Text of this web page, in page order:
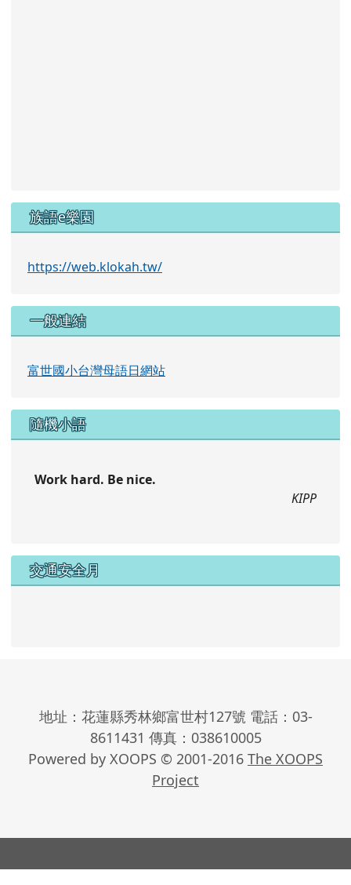
族語e樂園
https://web.klokah.tw/
一般連結
富世國小台灣母語日網站
隨機小語
Work hard. Be nice.
KIPP
交通安全月
地址：花蓮縣秀林鄉富世村127號 電話：03-
8611431 傳真：038610005
Powered by XOOPS © 2001-2016 The XOOPS
Project